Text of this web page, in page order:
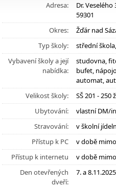
Adresa:
Dr.
59301
Okres:
Žďár nad
Typ školy:
střední
Vybavení školy a její
nabídka:
studovna,
bufet,
automat,
Velikost školy:
SŠ 201 - 250
Ubytování:
vlastní DM/
Stravování:
v školní
Přístup k PC
v době
Přístup k internetu
v době
Den otevřených
dveří:
7. a